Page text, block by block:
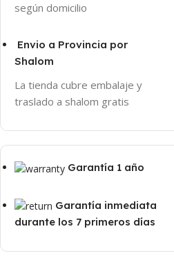
según domicilio
Envio a Provincia por
Shalom
La tienda cubre embalaje y
traslado a shalom gratis
Garantía 1 año
Garantía inmediata
durante los 7 primeros días